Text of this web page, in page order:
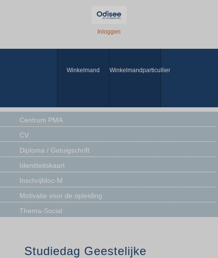
Inloggen
Winkelmand Winkelmandparticullier
Centrum PMA
CV
Diploma / Getuigschrift
Identiteitskaart
Inschrijfdoc-M
Motivatie voor de opleiding
Thema-Social
Studiedag Geestelijke